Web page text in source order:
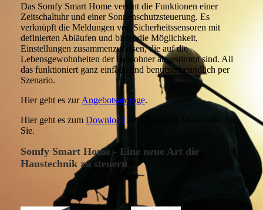
Das Somfy Smart Home vereint die Funktionen einer
Zeitschaltuhr und einer Sonnenschutzsteuerung. Es
verknüpft die Meldungen von Sicherheitssensoren mit
definierten Abläufen und bietet die Möglichkeit,
Einstellungen zusammenzufassen, die auf die
Lebensgewohnheiten der Bewohner abgestimmt sind. All
das funktioniert ganz einfach und benutzerfreundlich per
Szenario.
Hier geht es zur Angebotsanfrage.
Hier geht es zum Download verschiedener Materialien für
Sie.
Somfy Smart Home - Eine neue Art die
Haustechnik zu steuern